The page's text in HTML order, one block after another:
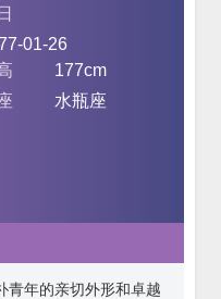
01-26
177cm
水瓶座
青年的亲切外形和卓越